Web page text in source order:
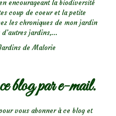
encourageant la biodiversité
coup de coeur et la petite
les chroniques de mon jardin
jardins,...
de Malorie
blog par e-mail.
vous abonner à ce blog et